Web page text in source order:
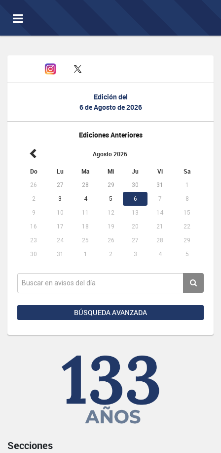
Toggle
navigation
Edición del
6 de Agosto de 2026
Ediciones Anteriores
Agosto 2026
Do Lu Ma Mi Ju Vi Sa
26 27 28 29 30 31
1
2
3 4 5 6 7
8
9
10 11 12 13 14
15
16
17 18 19 20 21
22
23
24 25 26 27 28
29
30
31 1 2 3 4 5
BÚSQUEDA AVANZADA
Secciones